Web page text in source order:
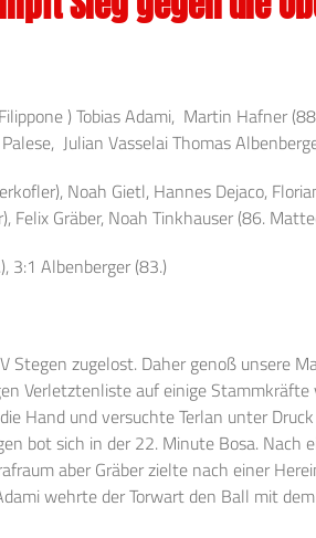
) Tobias Adami, Martin Hafner
Julian Vasselai Thomas
Noah Gietl, Hannes Dejaco,
Felix Gräber, Noah Tinkhauser (86.
3:1 Albenberger (83.)
Stegen zugelost. Daher genoß
Verletztenliste auf einige
Hand und versuchte Terlan unter
bot sich in der 22. Minute Bosa.
aber Gräber zielte nach einer
wehrte der Torwart den Ball mit